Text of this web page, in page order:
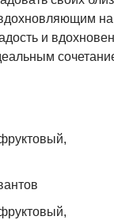
на
и